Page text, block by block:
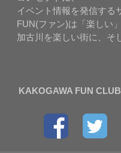
イベント情報を発信する
FUN(ファン)は「楽しい
加古川を楽しい街に、そ
KAKOGAWA FUN